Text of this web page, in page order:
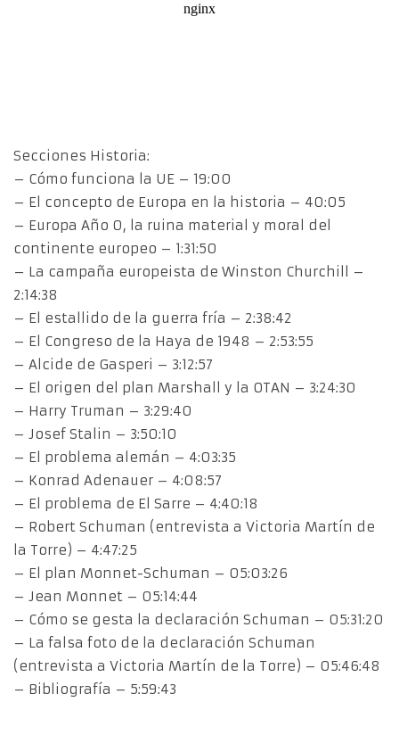
Secciones Historia:
– Cómo funciona la UE – 19:00
– El concepto de Europa en la historia – 40:05
– Europa Año 0, la ruina material y moral del
continente europeo – 1:31:50
– La campaña europeista de Winston Churchill –
2:14:38
– El estallido de la guerra fría – 2:38:42
– El Congreso de la Haya de 1948 – 2:53:55
– Alcide de Gasperi – 3:12:57
– El origen del plan Marshall y la OTAN – 3:24:30
– Harry Truman – 3:29:40
– Josef Stalin – 3:50:10
– El problema alemán – 4:03:35
– Konrad Adenauer – 4:08:57
– El problema de El Sarre – 4:40:18
– Robert Schuman (entrevista a Victoria Martín de
la Torre) – 4:47:25
– El plan Monnet-Schuman – 05:03:26
– Jean Monnet – 05:14:44
– Cómo se gesta la declaración Schuman – 05:31:20
– La falsa foto de la declaración Schuman
(entrevista a Victoria Martín de la Torre) – 05:46:48
– Bibliografía – 5:59:43